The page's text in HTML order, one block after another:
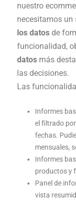
nuestro
necesitamos un
los datos de
funcionalidad,
datos más
las decisiones.
Las
Informes
el filtrado
fechas.
mensuales,
Informes
productos y
Panel de
vista